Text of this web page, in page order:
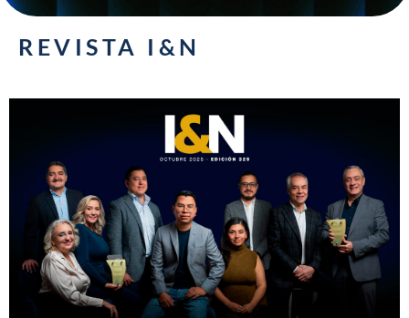
MÁS INFORMACIÓN
REVISTA I&N